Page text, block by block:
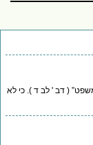
( דב ' לב ד ). כי לא